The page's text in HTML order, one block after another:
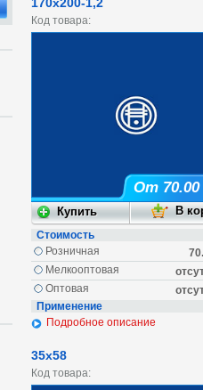
Код товара:
От 70.00
Стоимость
Розничная
Мелкооптовая
Оптовая
Применение
Подробное описание
35х58
Код товара: